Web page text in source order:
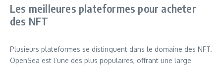
Les meilleures plateformes pour acheter
des NFT
Plusieurs plateformes se distinguent dans le domaine des NFT.
OpenSea est l’une des plus populaires, offrant une large